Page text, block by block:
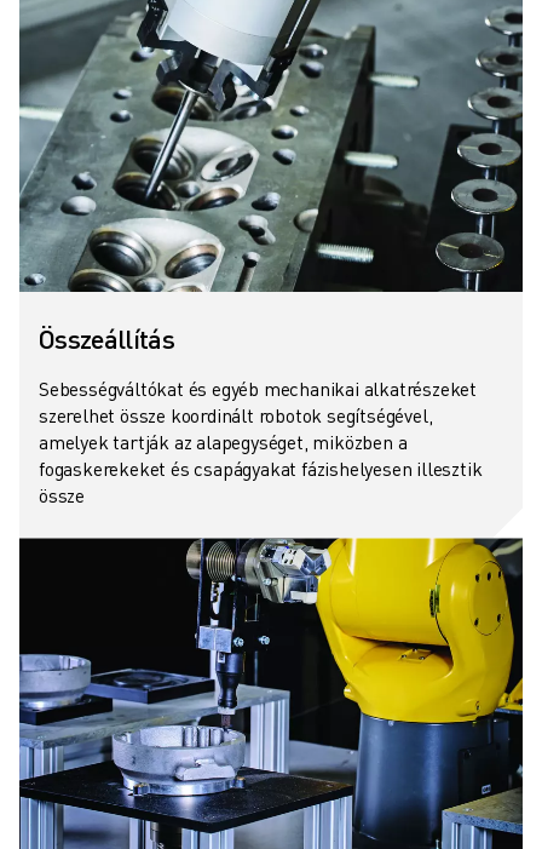
Összeállítás
Sebességváltókat és egyéb mechanikai alkatrészeket
szerelhet össze koordinált robotok segítségével,
amelyek tartják az alapegységet, miközben a
fogaskerekeket és csapágyakat fázishelyesen illesztik
össze